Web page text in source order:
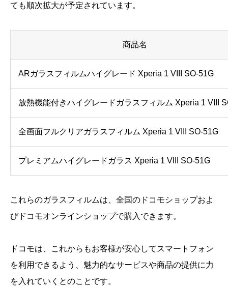
ても順次拡大が予定されています。
商品名
ARガラスフィルムハイグレード Xperia 1 VIII SO-51G
放熱機能付きハイグレードガラスフィルム Xperia 1 VIII
全画面フルクリアガラスフィルム Xperia 1 VIII SO-51G
プレミアムハイグレードガラス Xperia 1 VIII SO-51G
これらのガラスフィルムは、全国のドコモショップおよ
びドコモオンラインショップで購入できます。
ドコモは、これからもお客様が安心してスマートフォン
を利用できるよう、魅力的なサービスや商品の提供に力
を入れていくとのことです。